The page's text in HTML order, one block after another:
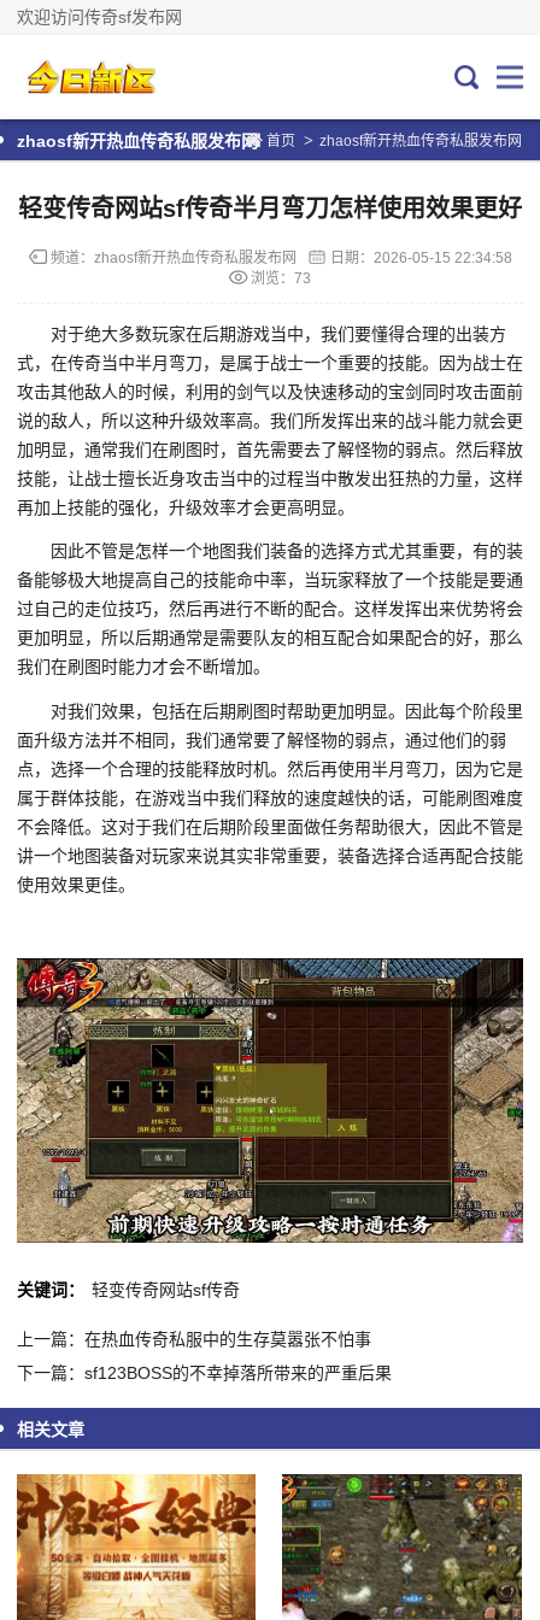
欢迎访问传奇sf发布网
首页 > zhaosf新开热血传奇私服发布网
zhaosf新开热血传奇私服发布网
轻变传奇网站sf传奇半月弯刀怎样使用效果更好
频道： zhaosf新开热血传奇私服发布网 日期： 2026-05-15 22:34:58
浏览：73
对于绝大多数玩家在后期游戏当中，我们要懂得合理的出装方
式，在传奇当中半月弯刀，是属于战士一个重要的技能。因为战士在
攻击其他敌人的时候，利用的剑气以及快速移动的宝剑同时攻击面前
说的敌人，所以这种升级效率高。我们所发挥出来的战斗能力就会更
加明显，通常我们在刷图时，首先需要去了解怪物的弱点。然后释放
技能，让战士擅长近身攻击当中的过程当中散发出狂热的力量，这样
再加上技能的强化，升级效率才会更高明显。
因此不管是怎样一个地图我们装备的选择方式尤其重要，有的装
备能够极大地提高自己的技能命中率，当玩家释放了一个技能是要通
过自己的走位技巧，然后再进行不断的配合。这样发挥出来优势将会
更加明显，所以后期通常是需要队友的相互配合如果配合的好，那么
我们在刷图时能力才会不断增加。
对我们效果，包括在后期刷图时帮助更加明显。因此每个阶段里
面升级方法并不相同，我们通常要了解怪物的弱点，通过他们的弱
点，选择一个合理的技能释放时机。然后再使用半月弯刀，因为它是
属于群体技能，在游戏当中我们释放的速度越快的话，可能刷图难度
不会降低。这对于我们在后期阶段里面做任务帮助很大，因此不管是
讲一个地图装备对玩家来说其实非常重要，装备选择合适再配合技能
使用效果更佳。
关键词： 轻变传奇网站sf传奇
上一篇：在热血传奇私服中的生存莫嚣张不怕事
下一篇：sf123BOSS的不幸掉落所带来的严重后果
相关文章